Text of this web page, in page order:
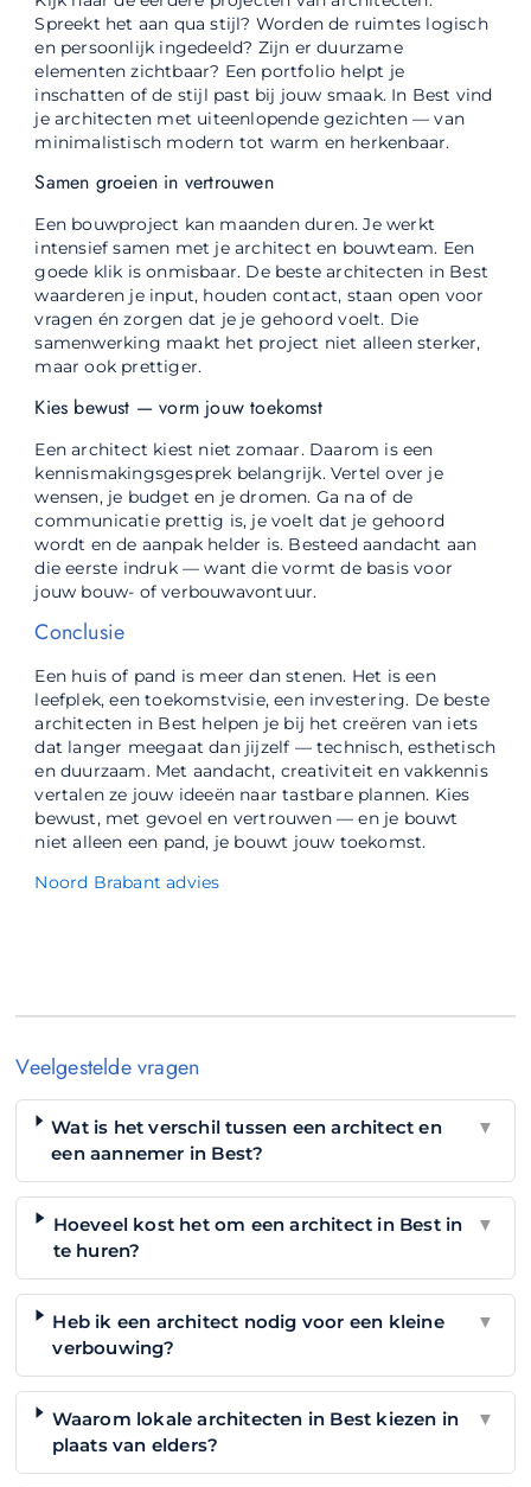
Spreekt het aan qua stijl? Worden de ruimtes logisch
en persoonlijk ingedeeld? Zijn er duurzame
elementen zichtbaar? Een portfolio helpt je
inschatten of de stijl past bij jouw smaak. In Best vind
je architecten met uiteenlopende gezichten — van
minimalistisch modern tot warm en herkenbaar.
Samen groeien in vertrouwen
Een bouwproject kan maanden duren. Je werkt
intensief samen met je architect en bouwteam. Een
goede klik is onmisbaar. De beste architecten in Best
waarderen je input, houden contact, staan open voor
vragen én zorgen dat je je gehoord voelt. Die
samenwerking maakt het project niet alleen sterker,
maar ook prettiger.
Kies bewust — vorm jouw toekomst
Een architect kiest niet zomaar. Daarom is een
kennismakingsgesprek belangrijk. Vertel over je
wensen, je budget en je dromen. Ga na of de
communicatie prettig is, je voelt dat je gehoord
wordt en de aanpak helder is. Besteed aandacht aan
die eerste indruk — want die vormt de basis voor
jouw bouw- of verbouwavontuur.
Conclusie
Een huis of pand is meer dan stenen. Het is een
leefplek, een toekomstvisie, een investering. De beste
architecten in Best helpen je bij het creëren van iets
dat langer meegaat dan jijzelf — technisch, esthetisch
en duurzaam. Met aandacht, creativiteit en vakkennis
vertalen ze jouw ideeën naar tastbare plannen. Kies
bewust, met gevoel en vertrouwen — en je bouwt
niet alleen een pand, je bouwt jouw toekomst.
Noord Brabant advies
Veelgestelde vragen
Wat is het verschil tussen een architect en
een aannemer in Best?
▼
Hoeveel kost het om een architect in Best in
te huren?
▼
Heb ik een architect nodig voor een kleine
verbouwing?
▼
Waarom lokale architecten in Best kiezen in
plaats van elders?
▼